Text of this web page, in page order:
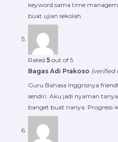
keyword sama time
buat ujian sekolah.
Rated 5 out of 5
Bagas Adi Prakoso (verified
Guru Bahasa Inggrisnya
sendiri. Aku jadi nyaman
banget buat nanya. Progress-